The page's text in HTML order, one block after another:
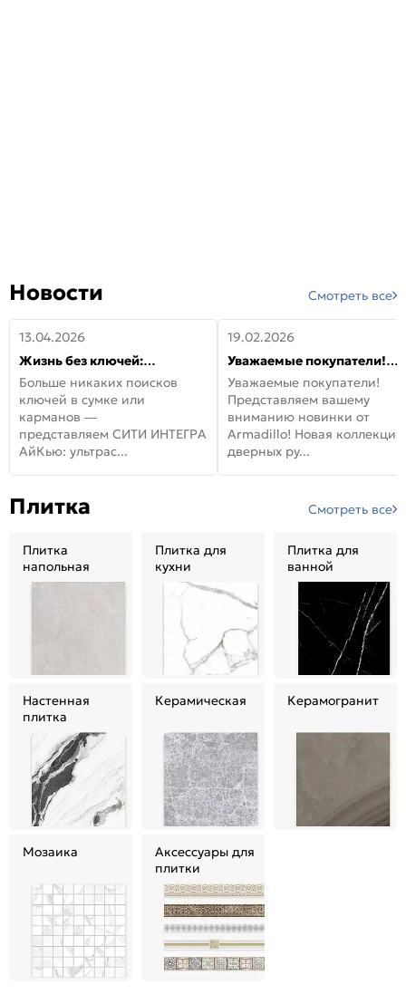
Новости Смотреть все
13.04.2026
Жизнь без ключей:
встречайте новую дверь
СИТИ ИНТЕГРА АйКью!
Больше никаких поисков
ключей в сумке или
карманов —
представляем СИТИ ИНТЕГРА
АйКью: ультрас...
19.02.2026
Уважаемые покупатели!
Представляем вашему
вниманию новинки от
Armadillo!
Уважаемые покупатели!
Представляем вашему
вниманию новинки от
Armadillo! Новая коллекция
дверных ру...
Плитка Смотреть все
Плитка
напольная
Плитка для
кухни
Плитка для
ванной
Настенная
плитка
Керамическая Керамогранит
Мозаика
Аксессуары для
плитки